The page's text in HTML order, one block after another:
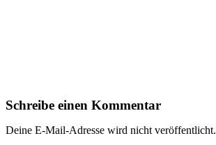
Schreibe einen Kommentar
Deine E-Mail-Adresse wird nicht veröffentlicht.